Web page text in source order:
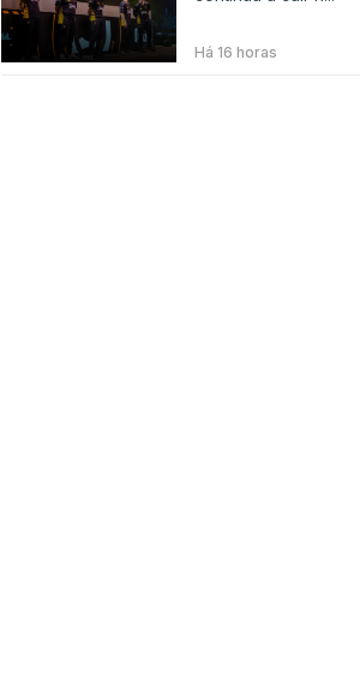
BLAST Bounty S2 na RTP Arena: Regressa o
melhor Counter-Strike
Há 16 horas